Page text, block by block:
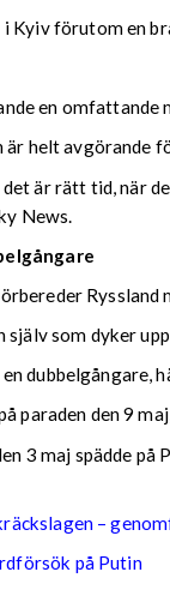
Kyiv förutom en
en
helt avgörande
det är rätt tid, när
News.
Ryssland
som dyker
dubbelgångare,
paraden den 9
3 maj spädde på
–
på Putin